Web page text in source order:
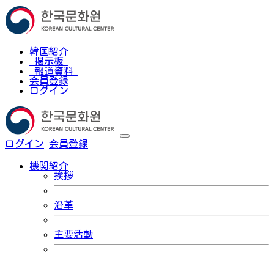
韓国紹介
掲示板
報道資料
会員登録
ログイン
ログイン 会員登録
機関紹介
挨拶
沿革
主要活動